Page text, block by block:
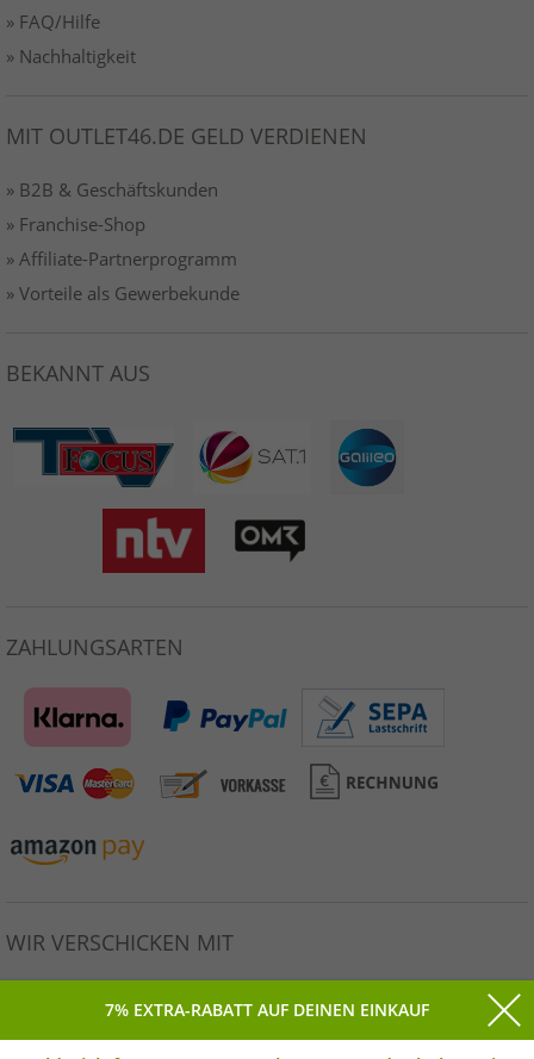
» FAQ/Hilfe
» Nachhaltigkeit
MIT OUTLET46.DE GELD VERDIENEN
» B2B & Geschäftskunden
» Franchise-Shop
» Affiliate-Partnerprogramm
» Vorteile als Gewerbekunde
BEKANNT AUS
ZAHLUNGSARTEN
WIR VERSCHICKEN MIT
7% EXTRA-RABATT AUF DEINEN EINKAUF